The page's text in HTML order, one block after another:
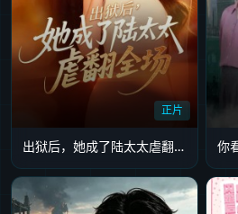
正片
出狱后，她成了陆太太虐翻全场 你